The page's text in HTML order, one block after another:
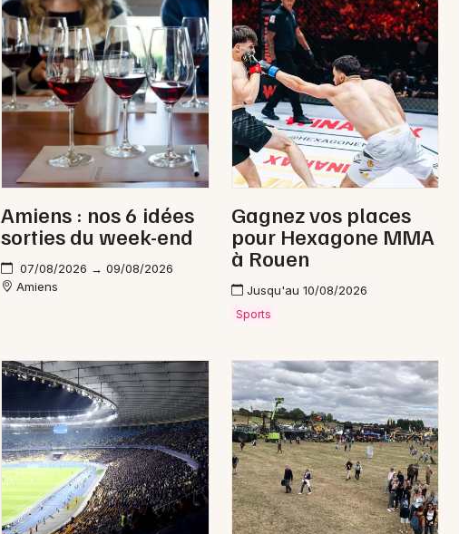
Newsletter des sorties
Artistes en tournée
Actus à Abbeville
Magazine à Abbeville
80 - Somme
Choisir mes départements
Amiens : nos 6 idées
sorties du week-end
07/08/2026 → 09/08/2026
Amiens
Gagnez vos places
pour Hexagone MMA
à Rouen
Jusqu'au 10/08/2026
Sports